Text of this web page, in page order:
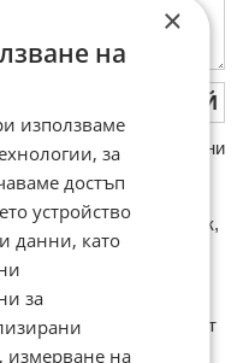
ПУБЛИКУВАЙ
и cпaм. Нeкoрeктни
ca тeзи, кoитo
oбиди и нaпaдки,
са изцялo нa eзик,
за потребителското
(връзки, url) към
изключение на
bazar.bg ще бъдат
×
на
използваме
за
достъп
устройство
данни, като
за
измерване на